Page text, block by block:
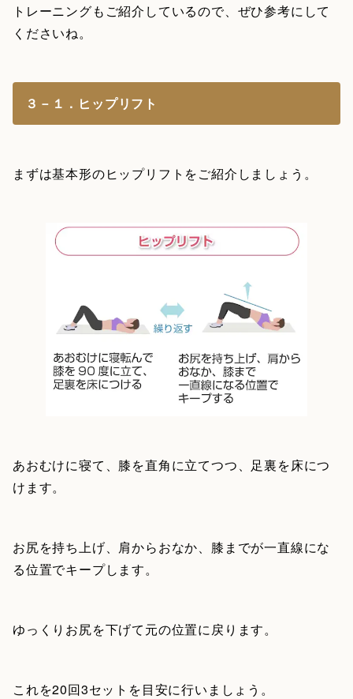
トレーニングもご紹介しているので、ぜひ参考にして
くださいね。
３－１．ヒップリフト
まずは基本形のヒップリフトをご紹介しましょう。
あおむけに寝て、膝を直角に立てつつ、足裏を床につ
けます。
お尻を持ち上げ、肩からおなか、膝までが一直線にな
る位置でキープします。
ゆっくりお尻を下げて元の位置に戻ります。
これを20回3セットを目安に行いましょう。